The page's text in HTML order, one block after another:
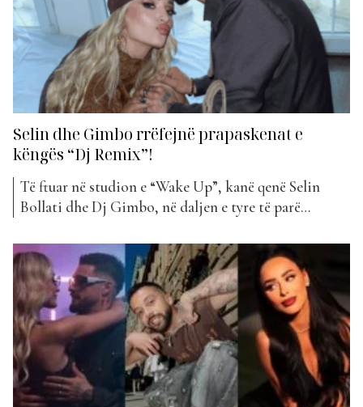
Selin dhe Gimbo rrëfejnë prapaskenat e
këngës “Dj Remix”!
Të ftuar në studion e “Wake Up”, kanë qenë Selin
Bollati dhe Dj Gimbo, në daljen e tyre të parë
5”. Ata kanë folur më shumë për projektin më në zë
të momentit “DJ Remix”, planet e tyre të ardhshme
në...